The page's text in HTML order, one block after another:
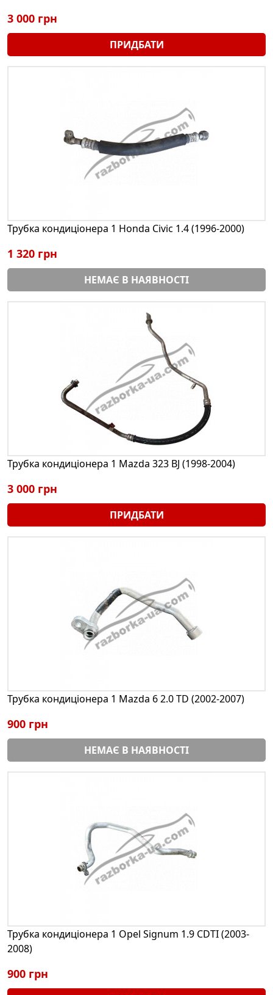
3 000 грн
ПРИДБАТИ
Трубка кондиціонера 1 Honda Civic 1.4 (1996-2000)
1 320 грн
НЕМАЄ В НАЯВНОСТІ
Трубка кондиціонера 1 Mazda 323 BJ (1998-2004)
3 000 грн
ПРИДБАТИ
Трубка кондиціонера 1 Mazda 6 2.0 TD (2002-2007)
900 грн
НЕМАЄ В НАЯВНОСТІ
Трубка кондиціонера 1 Opel Signum 1.9 CDTI (2003-
2008)
900 грн